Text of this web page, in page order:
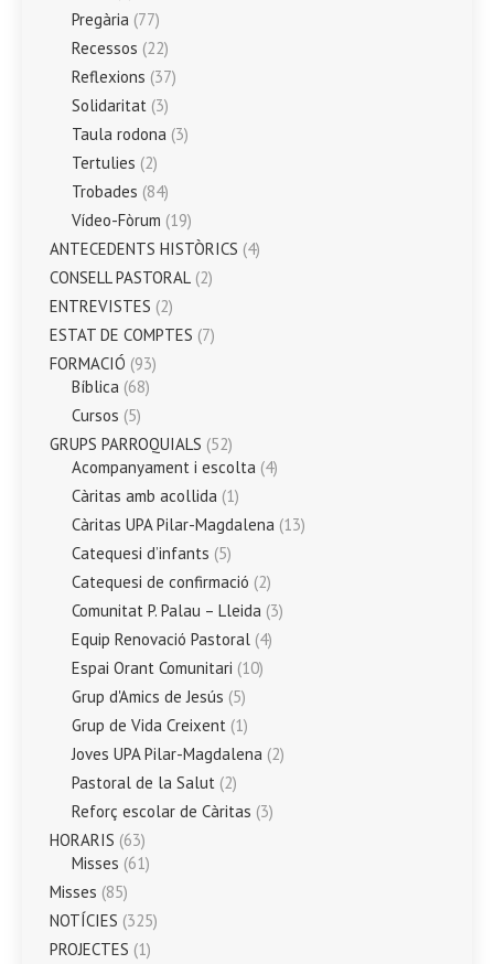
Pregària (77)
Recessos (22)
Reflexions (37)
Solidaritat (3)
Taula rodona (3)
Tertulies (2)
Trobades (84)
Vídeo-Fòrum (19)
ANTECEDENTS HISTÒRICS (4)
CONSELL PASTORAL (2)
ENTREVISTES (2)
ESTAT DE COMPTES (7)
FORMACIÓ (93)
Bíblica (68)
Cursos (5)
GRUPS PARROQUIALS (52)
Acompanyament i escolta (4)
Càritas amb acollida (1)
Càritas UPA Pilar-Magdalena (13)
Catequesi d’infants (5)
Catequesi de confirmació (2)
Comunitat P. Palau – Lleida (3)
Equip Renovació Pastoral (4)
Espai Orant Comunitari (10)
Grup d'Amics de Jesús (5)
Grup de Vida Creixent (1)
Joves UPA Pilar-Magdalena (2)
Pastoral de la Salut (2)
Reforç escolar de Càritas (3)
HORARIS (63)
Misses (61)
Misses (85)
NOTÍCIES (325)
PROJECTES (1)